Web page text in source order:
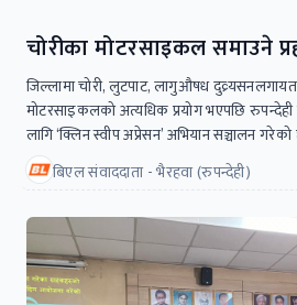
चोरीका मोटरसाइकल समाउने
जिल्लामा चोरी, लुटपाट, लागुऔषध
मोटरसाइकलको अत्यधिक प्रयोग भएपछि रुपन्देही
लागि ‘क्लिन स्वीप अप्रेसन’ अभियान सञ्चालन
बिएल संवाददाता - भैरहवा (रुपन्देही)